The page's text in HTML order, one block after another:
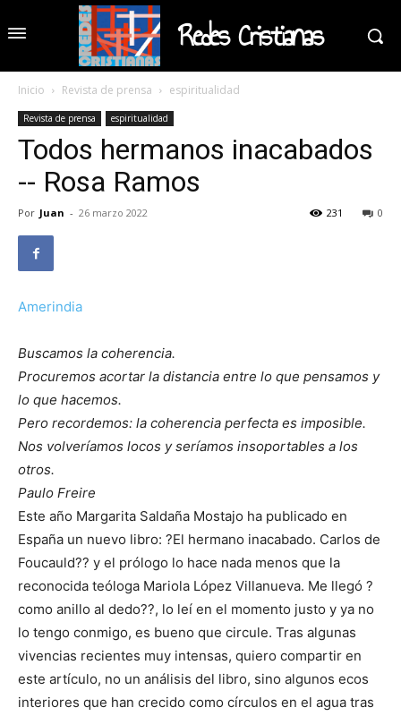
Redes Cristianas
Inicio Revista de prensa espiritualidad
Revista de prensa espiritualidad
Todos hermanos inacabados
-- Rosa Ramos
Por Juan - 26 marzo 2022 0
231
Amerindia
Buscamos la coherencia.
Procuremos acortar la distancia entre lo que pensamos y
lo que hacemos.
Pero recordemos: la coherencia perfecta es imposible.
Nos volveríamos locos y seríamos insoportables a los
otros.
Paulo Freire
Este año Margarita Saldaña Mostajo ha publicado en
España un nuevo libro: ?El hermano inacabado. Carlos de
Foucauld?? y el prólogo lo hace nada menos que la
reconocida teóloga Mariola López Villanueva. Me llegó ?
como anillo al dedo??, lo leí en el momento justo y ya no
lo tengo conmigo, es bueno que circule. Tras algunas
vivencias recientes muy intensas, quiero compartir en
este artículo, no un análisis del libro, sino algunos ecos
interiores que han crecido como círculos en el agua tras